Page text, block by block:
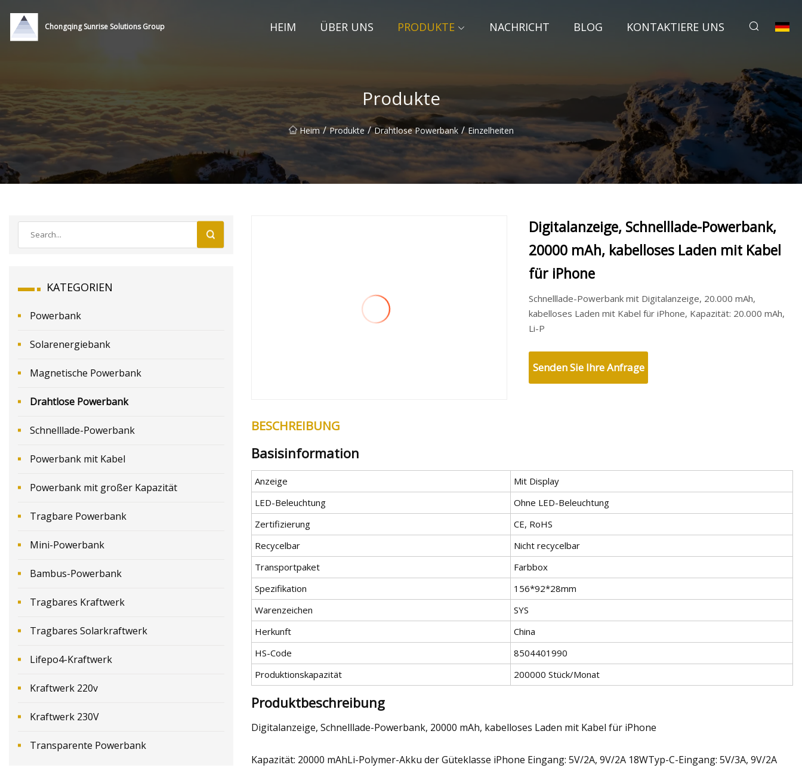
Chongqing Sunrise Solutions Group HEIM ÜBER UNS PRODUKTE NACHRICHT BLOG KONTAKTIERE UNS
Produkte
Heim / Produkte / Drahtlose Powerbank / Einzelheiten
KATEGORIEN
Powerbank
Solarenergiebank
Magnetische Powerbank
Drahtlose Powerbank
Schnelllade-Powerbank
Powerbank mit Kabel
Powerbank mit großer Kapazität
Tragbare Powerbank
Mini-Powerbank
Bambus-Powerbank
Tragbares Kraftwerk
Tragbares Solarkraftwerk
Lifepo4-Kraftwerk
Kraftwerk 220v
Kraftwerk 230V
Transparente Powerbank
Digitalanzeige, Schnelllade-Powerbank,
20000 mAh, kabelloses Laden mit Kabel
für iPhone
Schnelllade-Powerbank mit Digitalanzeige, 20.000 mAh,
kabelloses Laden mit Kabel für iPhone, Kapazität: 20.000 mAh,
Li-P
Senden Sie Ihre Anfrage
BESCHREIBUNG
Basisinformation
Anzeige
Mit Display
LED-Beleuchtung
Ohne LED-Beleuchtung
Zertifizierung
CE, RoHS
Recycelbar
Nicht recycelbar
Transportpaket
Farbbox
Spezifikation
156*92*28mm
Warenzeichen
SYS
Herkunft
China
HS-Code
8504401990
Produktionskapazität
200000 Stück/Monat
Produktbeschreibung
Digitalanzeige, Schnelllade-Powerbank, 20000 mAh, kabelloses Laden mit Kabel für iPhone
Kapazität: 20000 mAhLi-Polymer-Akku der Güteklasse iPhone Eingang: 5V/2A, 9V/2A 18WTyp-C-Eingang: 5V/3A, 9V/2A